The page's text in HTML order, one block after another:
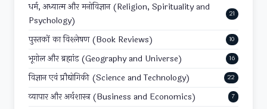
धर्म, अध्यात्म और मनोविज्ञान (Religion, Spirituality and
Psychology)
21
पुस्तकों का विश्लेषण (Book Reviews) 10
भूगोल और ब्रह्मांड (Geography and Universe) 16
विज्ञान एवं प्रौद्योगिकी (Science and Technology) 22
व्यापार और अर्थशास्त्र (Business and Economics) 7